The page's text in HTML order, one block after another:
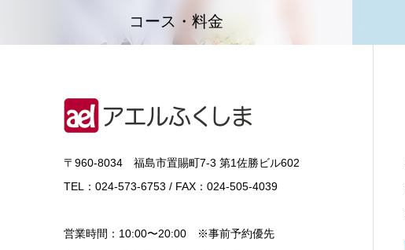
コース・料金
〒960-8034 福島市置賜町7-3 第1佐勝ビル602
TEL：024-573-6753 / FAX：024-505-4039
営業時間：10:00〜20:00 ※事前予約優先